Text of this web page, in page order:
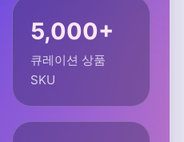
5,000+
큐레이션 상품
SKU